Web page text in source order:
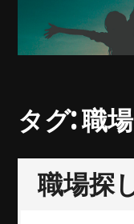
タグ:職場
職場探